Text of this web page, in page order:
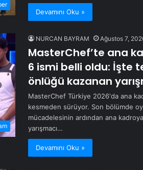
Devamını Oku »
NURCAN BAYRAM Ağustos 7,
MasterChef’te ana
6 ismi belli oldu: İşte
önlüğü kazanan
MasterChef Türkiye 2026'da ana
kesmeden sürüyor. Son bölümde
mücadelesinin ardından ana
yarışmacı…
Devamını Oku »